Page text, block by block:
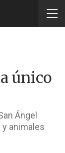
único
Ángel
animales